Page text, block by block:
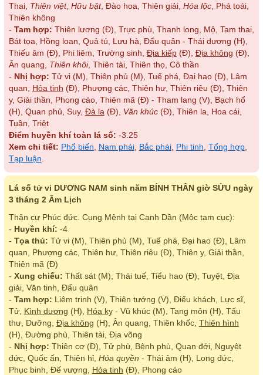
Thai, Thiên việt, Hữu bật, Đào hoa, Thiên giải, Hóa lộc, Phá toái,
Thiên không
- Tam hợp: Thiên lương (Đ), Trực phù, Thanh long, Mộ, Tam thai,
Bát tọa, Hồng loan, Quả tú, Lưu hà, Đẩu quân - Thái dương (H),
Thiếu âm (Đ), Phi liêm, Trường sinh, Địa kiếp(Đ), Địa không (Đ),
Ân quang, Thiên khôi, Thiên tài, Thiên thọ, Cô thần
- Nhị hợp: Tử vi (M), Thiên phủ (M), Tuế phá, Đại hao (Đ), Lâm
quan, Hỏa tinh (Đ), Phượng các, Thiên hư, Thiên riêu (Đ), Thiên
y, Giải thần, Phong cáo, Thiên mã (Đ) - Tham lang (V), Bạch hổ
(H), Quan phủ, Suy, Đà la(Đ), Văn khúc(Đ), Thiên la, Hoa cái,
Tuần, Triệt
Điểm huyền khí toàn lá số: -3.25
Xem chi tiết: Phổ biến, Nam phái, Bắc phái, Phi tinh, Tổng hợp,
Tạp luận.
Lá số tử vi DƯƠNG NAM sinh năm BÍNH THÂN giờ SỬU ngày
3 tháng 2 Âm Lịch
Thân cư Phúc đức. Cung Mệnh tại Canh Dần (Mộc tam cục):
- Huyền khí: -4
- Tọa thủ: Tử vi (M), Thiên phủ (M), Tuế phá, Đại hao (Đ), Lâm
quan, Phượng các, Thiên hư, Thiên riêu (Đ), Thiên y, Giải thần,
Thiên mã (Đ)
- Xung chiếu: Thất sát (M), Thái tuế, Tiểu hao (Đ), Tuyệt, Địa
giải, Văn tinh, Đẩu quân
- Tam hợp: Liêm trinh (V), Thiên tướng (V), Điếu khách, Lực sĩ,
Tử,
Kình dương (H), Hóa kỵ- Vũ khúc (M), Tang môn (H), Tấu
thư, Dưỡng, Địa không (H), Ân quang, Thiên khốc, Thiên hình
(H), Đường phù, Thiên tài, Địa võng
- Nhị hợp: Thiên cơ (Đ), Tử phù, Bệnh phù, Quan đới, Nguyệt
đức, Quốc ấn, Thiên hỉ, Hóa quyền - Thái âm (H), Long đức,
Phục binh, Đế vượng,
Hỏa tinh (Đ), Phong cáo